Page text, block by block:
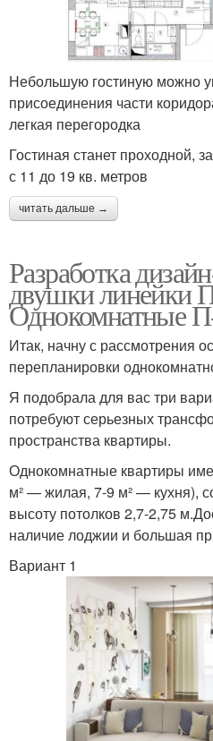
Небольшую гостиную можно
присоединения части
легкая перегородка
Гостиная станет проходной,
с 11 до 19 кв. метров
читать дальше →
Разработка
двушки линейки
Однокомнатные
Итак, начну с рассмотрения
перепланировки
Я подобрала для вас три
потребуют серьезных
пространства квартиры.
Однокомнатные квартиры
м² — жилая, 7-9 м² — кухня),
высоту потолков 2,7-2,75
наличие лоджии и большая
Вариант 1